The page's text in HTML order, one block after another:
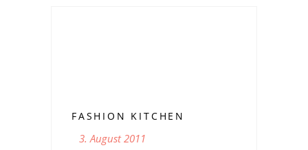
FASHION KITCHEN
3. August 2011